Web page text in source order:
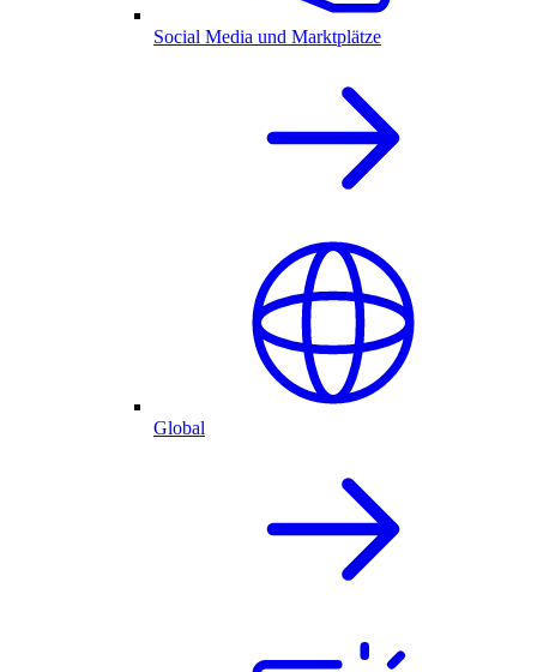
Social Media und Marktplätze
Global